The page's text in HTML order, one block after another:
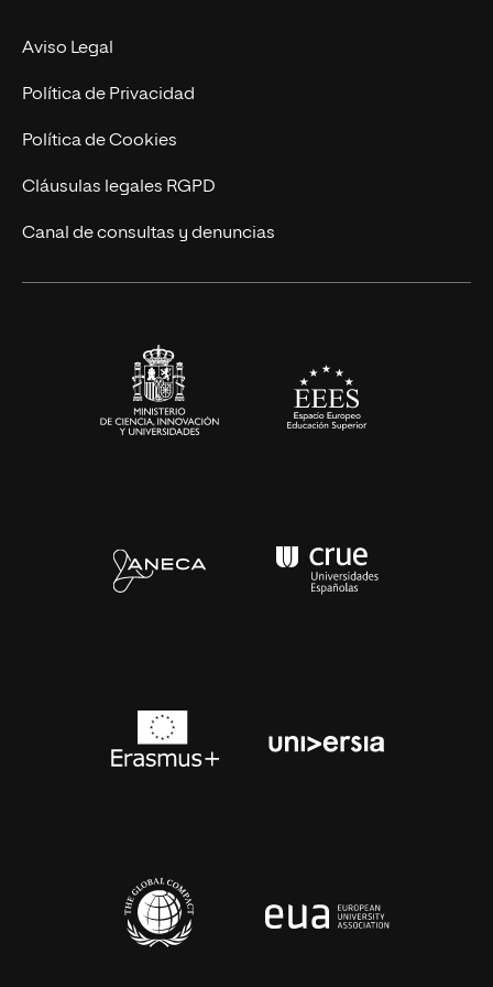
Experto Universitario
Postgrados
Cursos Universitarios
Nuestro Equipo
Trabaja en UNIR
Actualidad
UNIR Revista
Eventos
Aviso Legal
Política de Privacidad
Política de Cookies
Cláusulas legales RGPD
Canal de consultas y denuncias